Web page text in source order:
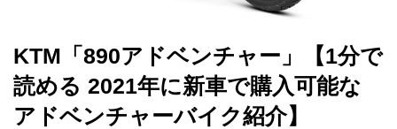
KTM「890アドベンチャー」【1分で
読める 2021年に新車で購入可能な
アドベンチャーバイク紹介】